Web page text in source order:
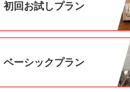
初回お試しプラン
ベーシックプラン